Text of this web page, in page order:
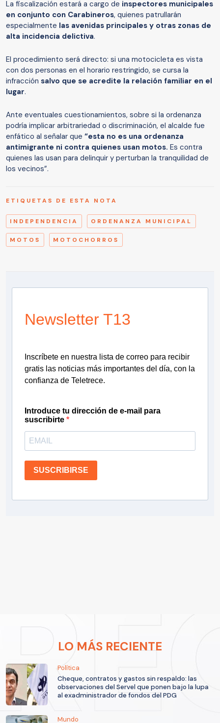
La fiscalización estará a cargo de inspectores municipales
en conjunto con Carabineros, quienes patrullarán
especialmente las avenidas principales y otras zonas de
alta incidencia delictiva.
El procedimiento será directo: si una motocicleta es vista
con dos personas en el horario restringido, se cursa la
infracción salvo que se acredite la relación familiar en el
lugar.
Ante eventuales cuestionamientos, sobre si la ordenanza
podría implicar arbitrariedad o discriminación, el alcalde fue
enfático al señalar que “esta no es una ordenanza
antimigrante ni contra quienes usan motos. Es contra
quienes las usan para delinquir y perturban la tranquilidad de
los vecinos”.
ETIQUETAS DE ESTA NOTA
INDEPENDENCIA ORDENANZA MUNICIPAL
MOTOS MOTOCHORROS
Newsletter T13
Inscríbete en nuestra lista de correo para recibir
gratis las noticias más importantes del día, con la
confianza de Teletrece.
Introduce tu dirección de e-mail para
suscribirte
SUSCRIBIRSE
LO MÁS RECIENTE
Política
Cheque, contratos y gastos sin respaldo: las
observaciones del Servel que ponen bajo la lupa
al exadministrador de fondos del PDG
Mundo